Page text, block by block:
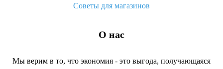
Советы для магазинов
О нас
Мы верим в то, что экономия - это выгода, получающаяся